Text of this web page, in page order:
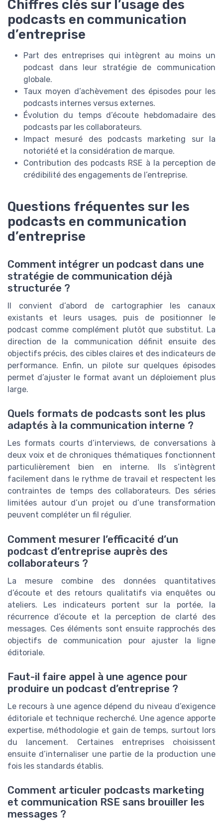
Chiffres clés sur l’usage des
podcasts en communication
d’entreprise
Part des entreprises qui intègrent au moins un
podcast dans leur stratégie de communication
globale.
Taux moyen d’achèvement des épisodes pour les
podcasts internes versus externes.
Évolution du temps d’écoute hebdomadaire des
podcasts par les collaborateurs.
Impact mesuré des podcasts marketing sur la
notoriété et la considération de marque.
Contribution des podcasts RSE à la perception de
crédibilité des engagements de l’entreprise.
Questions fréquentes sur les
podcasts en communication
d’entreprise
Comment intégrer un podcast dans une
stratégie de communication déjà
structurée ?
Il convient d’abord de cartographier les canaux
existants et leurs usages, puis de positionner le
podcast comme complément plutôt que substitut. La
direction de la communication définit ensuite des
objectifs précis, des cibles claires et des indicateurs de
performance. Enfin, un pilote sur quelques épisodes
permet d’ajuster le format avant un déploiement plus
large.
Quels formats de podcasts sont les plus
adaptés à la communication interne ?
Les formats courts d’interviews, de conversations à
deux voix et de chroniques thématiques fonctionnent
particulièrement bien en interne. Ils s’intègrent
facilement dans le rythme de travail et respectent les
contraintes de temps des collaborateurs. Des séries
limitées autour d’un projet ou d’une transformation
peuvent compléter un fil régulier.
Comment mesurer l’efficacité d’un
podcast d’entreprise auprès des
collaborateurs ?
La mesure combine des données quantitatives
d’écoute et des retours qualitatifs via enquêtes ou
ateliers. Les indicateurs portent sur la portée, la
récurrence d’écoute et la perception de clarté des
messages. Ces éléments sont ensuite rapprochés des
objectifs de communication pour ajuster la ligne
éditoriale.
Faut-il faire appel à une agence pour
produire un podcast d’entreprise ?
Le recours à une agence dépend du niveau d’exigence
éditoriale et technique recherché. Une agence apporte
expertise, méthodologie et gain de temps, surtout lors
du lancement. Certaines entreprises choisissent
ensuite d’internaliser une partie de la production une
fois les standards établis.
Comment articuler podcasts marketing
et communication RSE sans brouiller les
messages ?